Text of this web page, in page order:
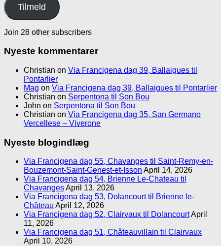
Tilmeld
Join 28 other subscribers
Nyeste kommentarer
Christian on Via Francigena dag 39, Ballaigues til
Pontarlier
Mag on Via Francigena dag 39, Ballaigues til Pontarlier
Christian on Serpentona til Son Bou
John on Serpentona til Son Bou
Christian on Via Francigena dag 35, San Germano
Vercellese – Viverone
Nyeste blogindlæg
Via Francigena dag 55, Chavanges til Saint-Remy-en-
Bouzemont-Saint-Genest-et-Isson April 14, 2026
Via Francigena dag 54, Brienne Le-Chateau til
ChavangesApril 13, 2026
Via Francigena dag 53, Dolancourt til Brienne le-
Château April 12, 2026
Via Francigena dag 52, Clairvaux til DolancourtApril
11, 2026
Via Francigena dag 51, Châteauvillain til Clairvaux
April 10, 2026